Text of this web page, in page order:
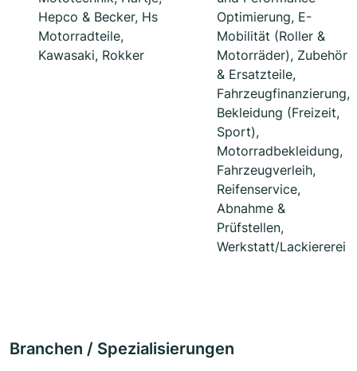
Hepco & Becker, Hs
Motorradteile,
Kawasaki, Rokker
Optimierung, E-
Mobilität (Roller &
Motorräder), Zubehör
& Ersatzteile,
Fahrzeugfinanzierung,
Bekleidung (Freizeit,
Sport),
Motorradbekleidung,
Fahrzeugverleih,
Reifenservice,
Abnahme &
Prüfstellen,
Werkstatt/Lackiererei
Branchen / Spezialisierungen